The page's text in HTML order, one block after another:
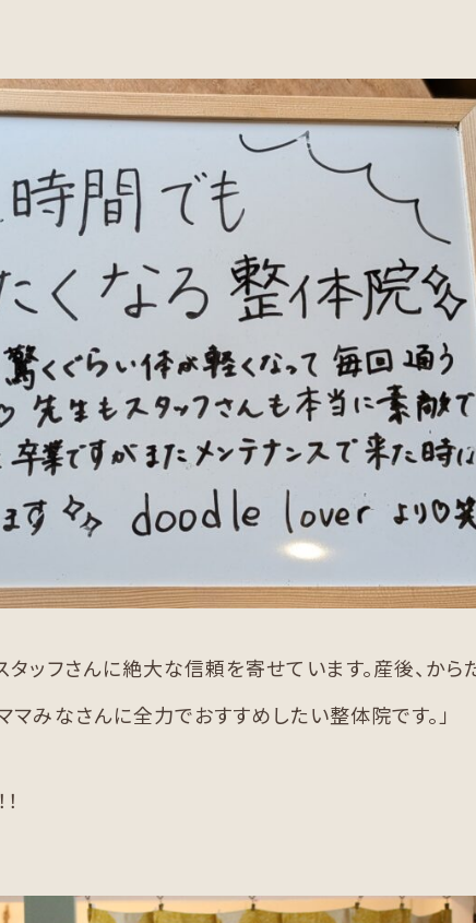
ッフさんに絶大な信頼を寄せています。産後、から
みなさんに全力でおすすめしたい整体院です。」